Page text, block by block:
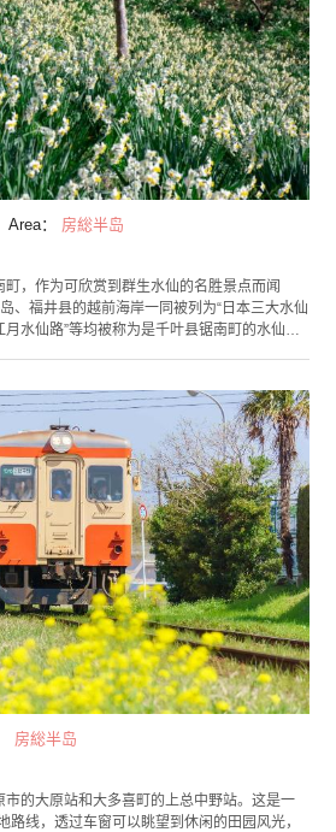
Area： 房総半岛
町，作为可欣赏到群生水仙的名胜景点而闻
、福井县的越前海岸一同被列为“日本三大水仙
月水仙路”等均被称为是千叶县锯南町的水仙名
还会举办“水仙庙会”。 大崩水仙乡每逢12月
展向全国各地发送水仙的“产地直供送货上门
家里也可欣赏到水仙花的高雅和芬芳。
房総半岛
的大原站和大多喜町的上总中野站。这是一
路线，透过车窗可以眺望到休闲的田园风光，